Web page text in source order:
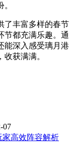
了丰富多样的春节
节都充满乐趣。通
能深入感受璃月港
获满满。
07
高效阵容解析